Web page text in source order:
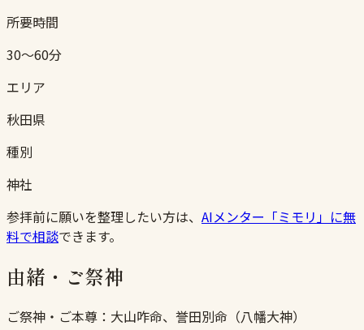
所要時間
30〜60分
エリア
秋田県
種別
神社
参拝前に願いを整理したい方は、 AIメンター「ミモリ」に無
料で相談できます。
由緒・ご祭神
ご祭神・ご本尊： 大山咋命、誉田別命（八幡大神）